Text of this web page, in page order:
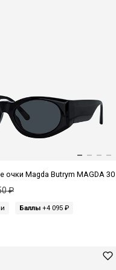
очки Magda Butrym MAGDA 30
₽
Баллы +4 095 ₽